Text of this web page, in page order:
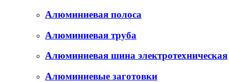
Алюминиевая полоса
Алюминиевая труба
Алюминиевая шина электротехническая
Алюминиевые заготовки